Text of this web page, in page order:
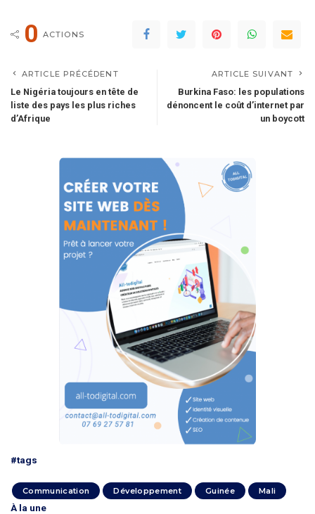
0 ACTIONS
ARTICLE PRÉCÉDENT
Le Nigéria toujours en tête de
liste des pays les plus riches
d’Afrique
ARTICLE SUIVANT
Burkina Faso: les populations
dénoncent le coût d’internet par
un boycott
#tags
Communication Développement Guinée Mali
À la une